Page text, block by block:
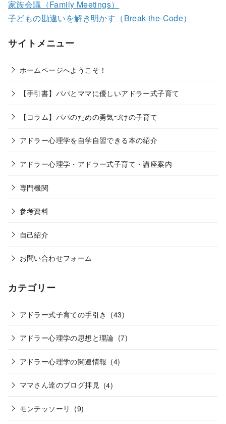
家族会議（Family Meetings）
子どもの勘違いを解き明かす（Break-the-Code）
サイトメニュー
ホームページへようこそ！
【手引書】パパとママに優しいアドラー式子育て
【コラム】パパのための勇気づけの子育て
アドラー心理学を自学自習できる本の紹介
アドラー心理学・アドラー式子育て・講座案内
専門機関
参考資料
自己紹介
お問い合わせフォーム
カテゴリー
アドラー式子育ての手引き (43)
アドラー心理学の思想と理論 (7)
アドラー心理学の関連情報 (4)
ママさん達のブログ拝見 (4)
モンテッソーリ (9)